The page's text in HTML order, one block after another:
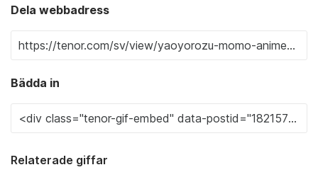
Dela webbadress
Bädda in
Relaterade giffar